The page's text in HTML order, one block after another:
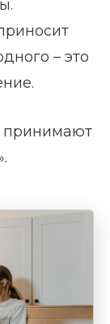
– это
принимают